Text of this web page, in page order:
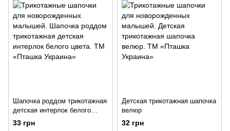
Шапочка роддом трикотажная
детская интерлок белого
цвета
33 грн
Детская трикотажная шапочка
велюр
32 грн